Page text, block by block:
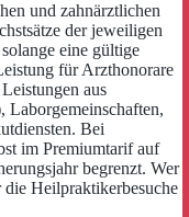
und zahnärztlichen
der jeweiligen
eine gültige
für Arzthonorare
aus
Laborgemeinschaften,
Bei
im Premiumtarif auf
begrenzt. Wer
Heilpraktikerbesuche